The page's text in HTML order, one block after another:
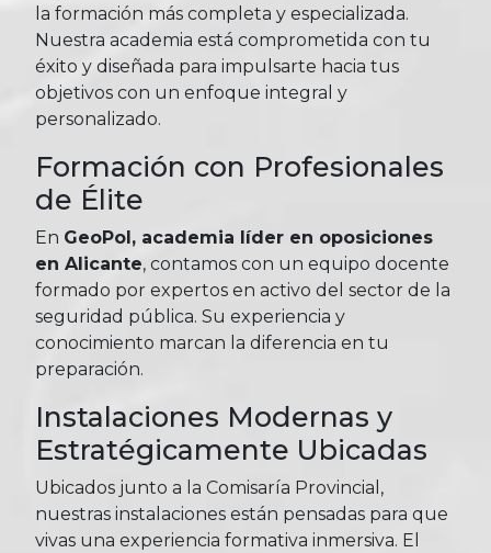
la formación más completa y especializada.
Nuestra academia está comprometida con tu
éxito y diseñada para impulsarte hacia tus
objetivos con un enfoque integral y
personalizado.
Formación con Profesionales
de Élite
En GeoPol, academia líder en oposiciones
en Alicante, contamos con un equipo docente
formado por expertos en activo del sector de la
seguridad pública. Su experiencia y
conocimiento marcan la diferencia en tu
preparación.
Instalaciones Modernas y
Estratégicamente Ubicadas
Ubicados junto a la Comisaría Provincial,
nuestras instalaciones están pensadas para que
vivas una experiencia formativa inmersiva. El